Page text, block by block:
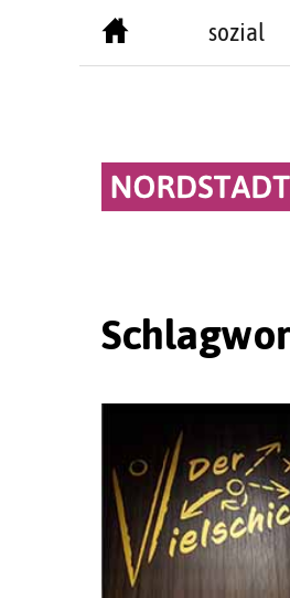
sozial